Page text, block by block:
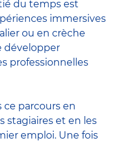
du temps est
immersives
ou en crèche
développer
professionnelles
ce parcours en
stagiaires et en les
emploi. Une fois